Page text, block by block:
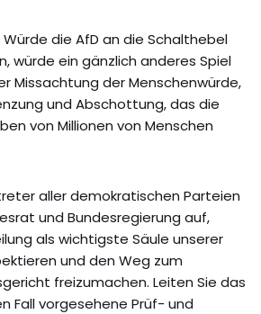
Würde die AfD an die Schalthebel
würde ein gänzlich anderes Spiel
Missachtung der Menschenwürde,
und Abschottung, das die
von Millionen von Menschen
aller demokratischen Parteien
und Bundesregierung auf,
als wichtigste Säule unserer
und den Weg zum
freizumachen. Leiten Sie das
Fall vorgesehene Prüf- und